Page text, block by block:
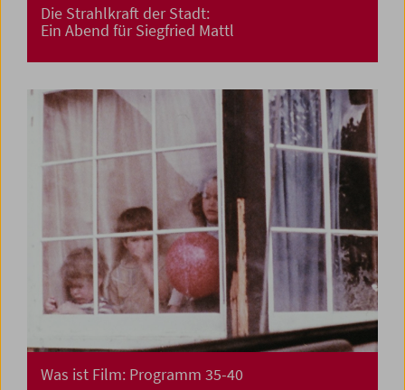
Die Strahlkraft der Stadt:
Ein Abend für Siegfried Mattl
Was ist Film: Programm 35-40